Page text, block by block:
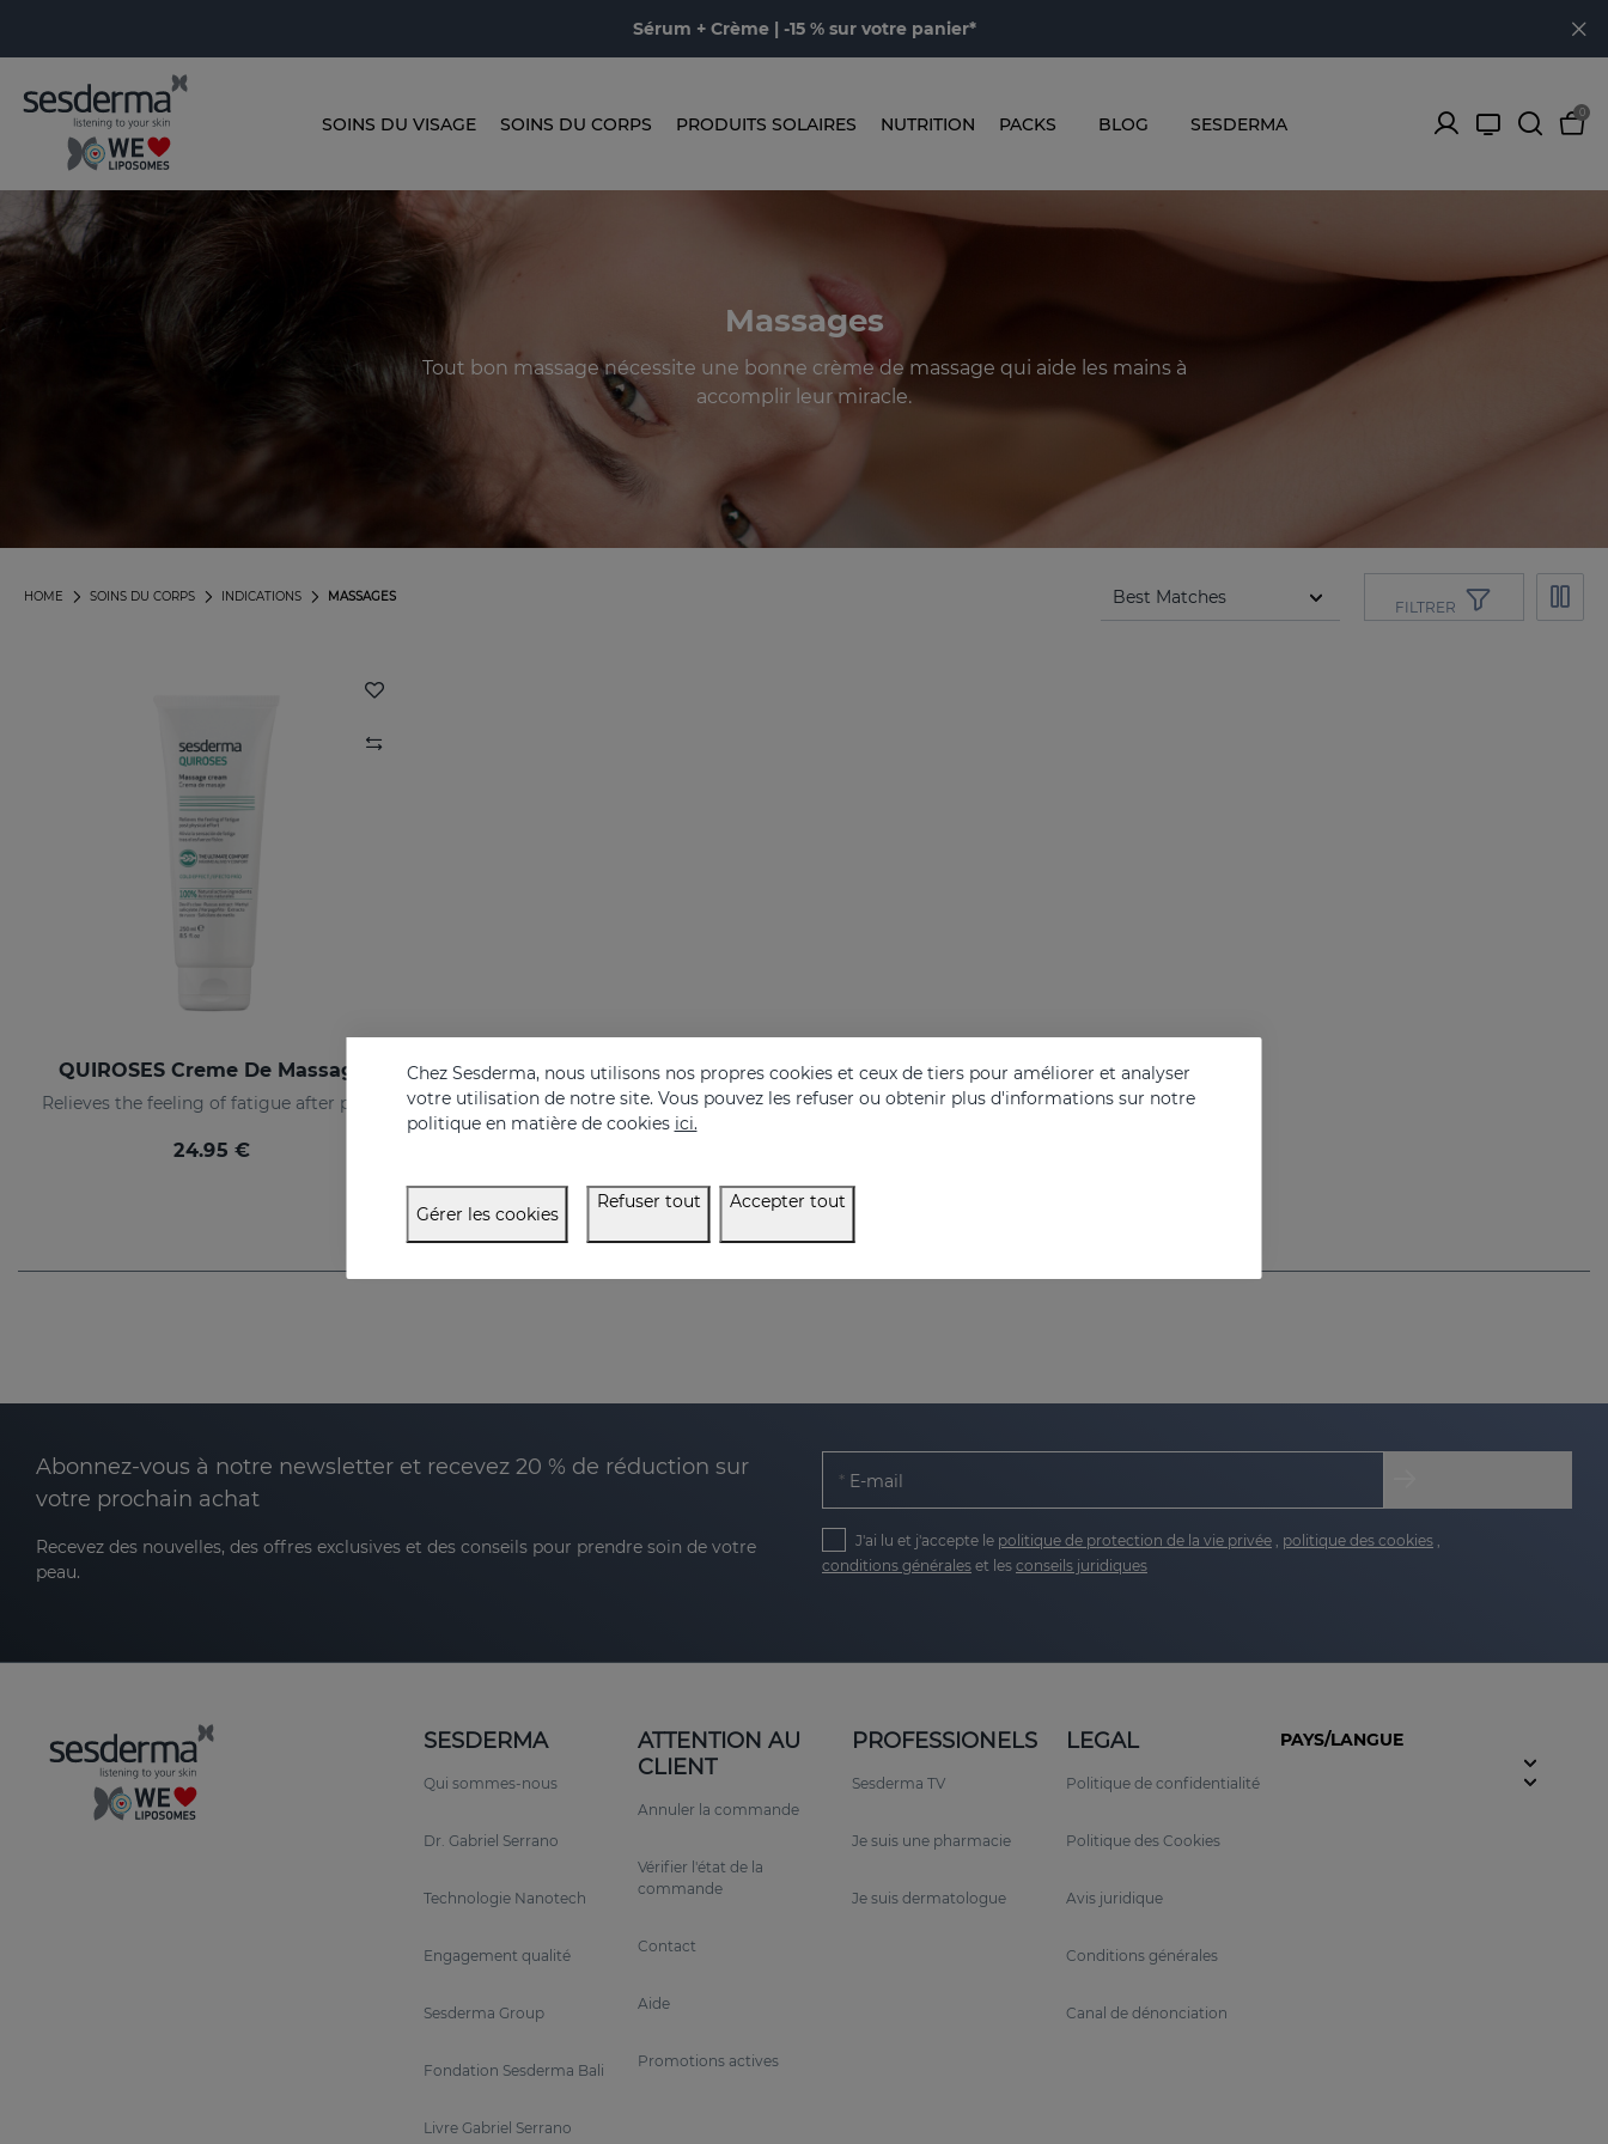
Sérum + Crème | -15 % sur votre panier*
SOINS DU VISAGE SOINS DU CORPS PRODUITS SOLAIRES NUTRITION PACKS BLOG SESDERMA
0
Massages
Tout bon massage nécessite une bonne crème de massage qui aide les mains à
accomplir leur miracle.
MASSAGES
INDICATIONS
SOINS DU CORPS
HOME
FILTRER
QUIROSES Creme De Massage
24.95 €
Abonnez-vous à notre newsletter et recevez 20 % de réduction sur
votre prochain achat
Recevez des nouvelles, des offres exclusives et des conseils pour prendre soin de votre
peau.
E-mail
J'ai lu et j'accepte le politique de protection de la vie privée politique des cookies
conditions générales et les conseils juridiques
SESDERMA
Qui sommes-nous
Dr. Gabriel Serrano
Technologie Nanotech
Engagement qualité
Sesderma Group
Fondation Sesderma Bali
Livre Gabriel Serrano
ATTENTION AU
CLIENT
Annuler la commande
Vérifier l'état de la
commande
Contact
Aide
Promotions actives
PROFESSIONELS
Sesderma TV
Je suis une pharmacie
Je suis dermatologue
LEGAL
Politique de confidentialité
Politique des Cookies
Avis juridique
Conditions générales
Canal de dénonciation
PAYS/LANGUE
Chez Sesderma, nous utilisons nos propres cookies et ceux de tiers pour améliorer et analyser
votre utilisation de notre site. Vous pouvez les refuser ou obtenir plus d'informations sur notre
politique en matière de cookies ici.
Gérer les cookies
Refuser tout Accepter tout